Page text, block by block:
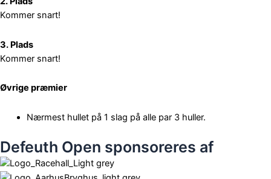
Kommer snart!
3. Plads
Kommer snart!
Øvrige præmier
Nærmest hullet på 1 slag på alle par 3 huller.
Defeuth Open sponsoreres af